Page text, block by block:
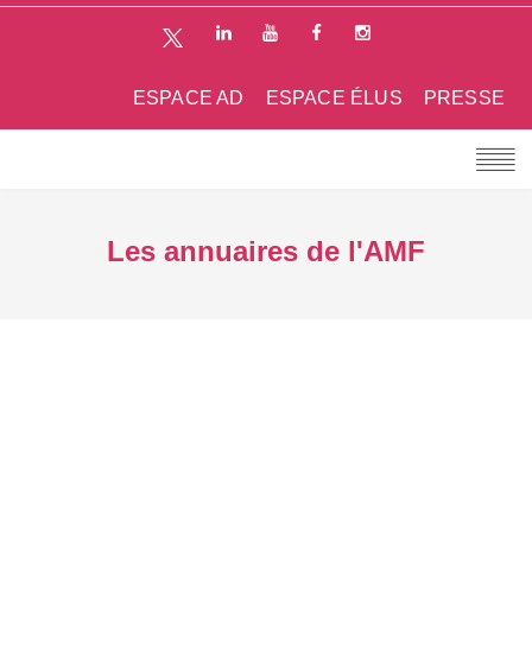
PRESSE
ESPACE ÉLUS
ESPACE AD
Les annuaires de l'AMF